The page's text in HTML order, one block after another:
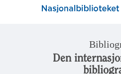
Den